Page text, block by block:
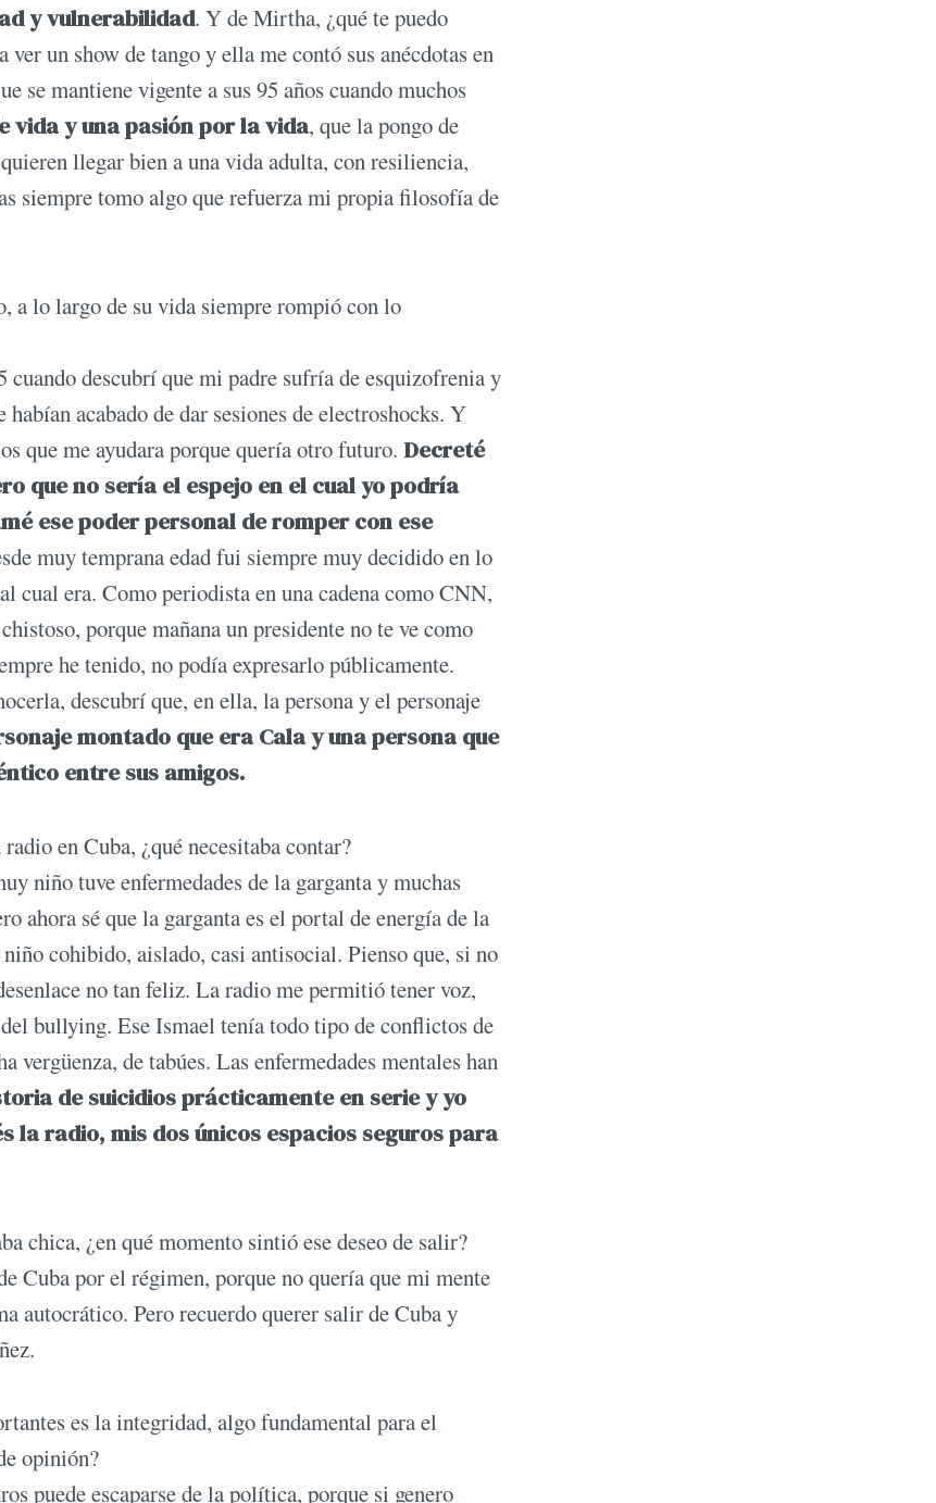
y vulnerabilidad. Y de Mirtha, ¿qué te puedo
un show de tango y ella me contó sus anécdotas en
se mantiene vigente a sus 95 años cuando muchos
vida y una pasión por la vida, que la pongo de
llegar bien a una vida adulta, con resiliencia,
siempre tomo algo que refuerza mi propia filosofía de
a lo largo de su vida siempre rompió con lo
descubrí que mi padre sufría de esquizofrenia y
acabado de dar sesiones de electroshocks. Y
que me ayudara porque quería otro futuro. Decreté
que no sería el espejo en el cual yo podría
ese poder personal de romper con ese
muy temprana edad fui siempre muy decidido en lo
cual era. Como periodista en una cadena como CNN,
porque mañana un presidente no te ve como
he tenido, no podía expresarlo públicamente.
descubrí que, en ella, la persona y el personaje
montado que era Cala y una persona que
entre sus amigos.
en Cuba, ¿qué necesitaba contar?
niño tuve enfermedades de la garganta y muchas
ahora sé que la garganta es el portal de energía de la
cohibido, aislado, casi antisocial. Pienso que, si no
no tan feliz. La radio me permitió tener voz,
bullying. Ese Ismael tenía todo tipo de conflictos de
de tabúes. Las enfermedades mentales han
de suicidios prácticamente en serie y yo
la radio, mis dos únicos espacios seguros para
chica, ¿en qué momento sintió ese deseo de salir?
Cuba por el régimen, porque no quería que mi mente
autocrático. Pero recuerdo querer salir de Cuba y
es la integridad, algo fundamental para el
opinión?
puede escaparse de la política, porque si genero